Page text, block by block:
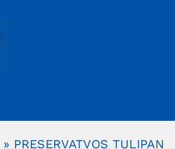
» PRESERVATVOS TULIPAN